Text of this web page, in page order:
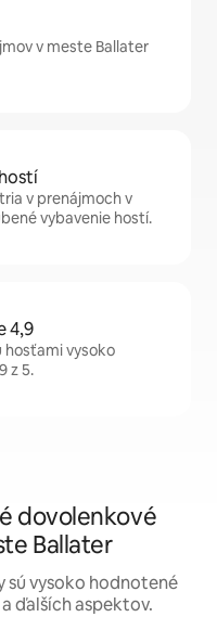
v meste Ballater
v prenájmoch v
vybavenie hostí.
4,9
hosťami vysoko
z 5.
dovolenkové
Ballater
vysoko hodnotené
ďalších aspektov.